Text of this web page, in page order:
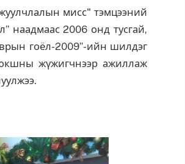
мисс" тэмцээний
наадмаас 2006 онд тусгай,
гоёл-2009”-ийн шилдэг
жүжигчнээр ажиллаж